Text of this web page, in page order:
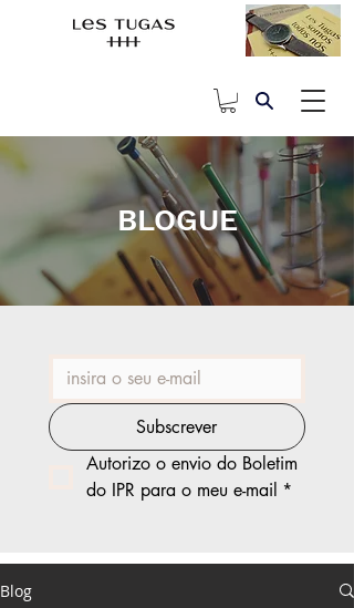
BLOGUE
Subscrever
Autorizo o envio do Boletim
do IPR para o meu e-mail *
Blog